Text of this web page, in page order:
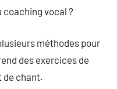
coaching vocal ?
méthodes pour
des exercices de
de chant.